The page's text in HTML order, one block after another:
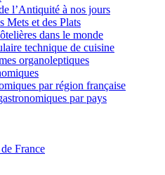
l’Antiquité à nos jours
Mets et des Plats
dans le monde
technique de cuisine
organoleptiques
par région française
par pays
France